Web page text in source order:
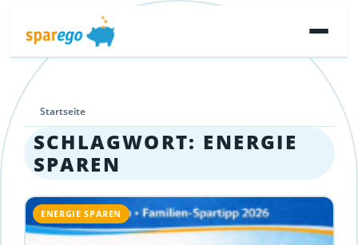
Startseite
SCHLAGWORT: ENERGIE
SPAREN
ENERGIE SPAREN